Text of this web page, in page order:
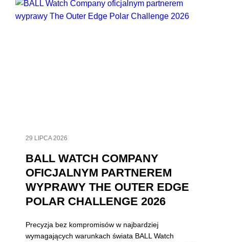
29 LIPCA 2026
BALL WATCH COMPANY
OFICJALNYM PARTNEREM
WYPRAWY THE OUTER EDGE
POLAR CHALLENGE 2026
Precyzja bez kompromisów w najbardziej
wymagających warunkach świata BALL Watch